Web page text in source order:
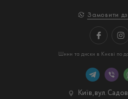
Замовити
Шини та диски в Києві по
Київ, вул.